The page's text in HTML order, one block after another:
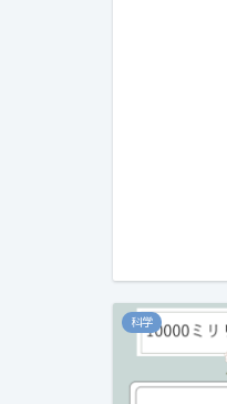
科学